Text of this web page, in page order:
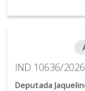
IND 10636/2026
Deputada